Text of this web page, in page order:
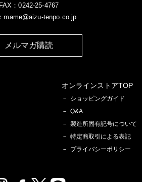
FAX：0242-25-4767
mame@aizu-tenpo.co.jp
メルマガ購読
オンラインストアTOP
ショッピングガイド
Q&A
製造所固有記号について
特定商取引による表記
プライバシーポリシー